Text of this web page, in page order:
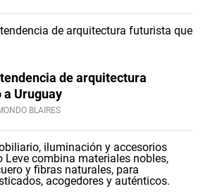
de arquitectura
Uruguay
BLAIRES